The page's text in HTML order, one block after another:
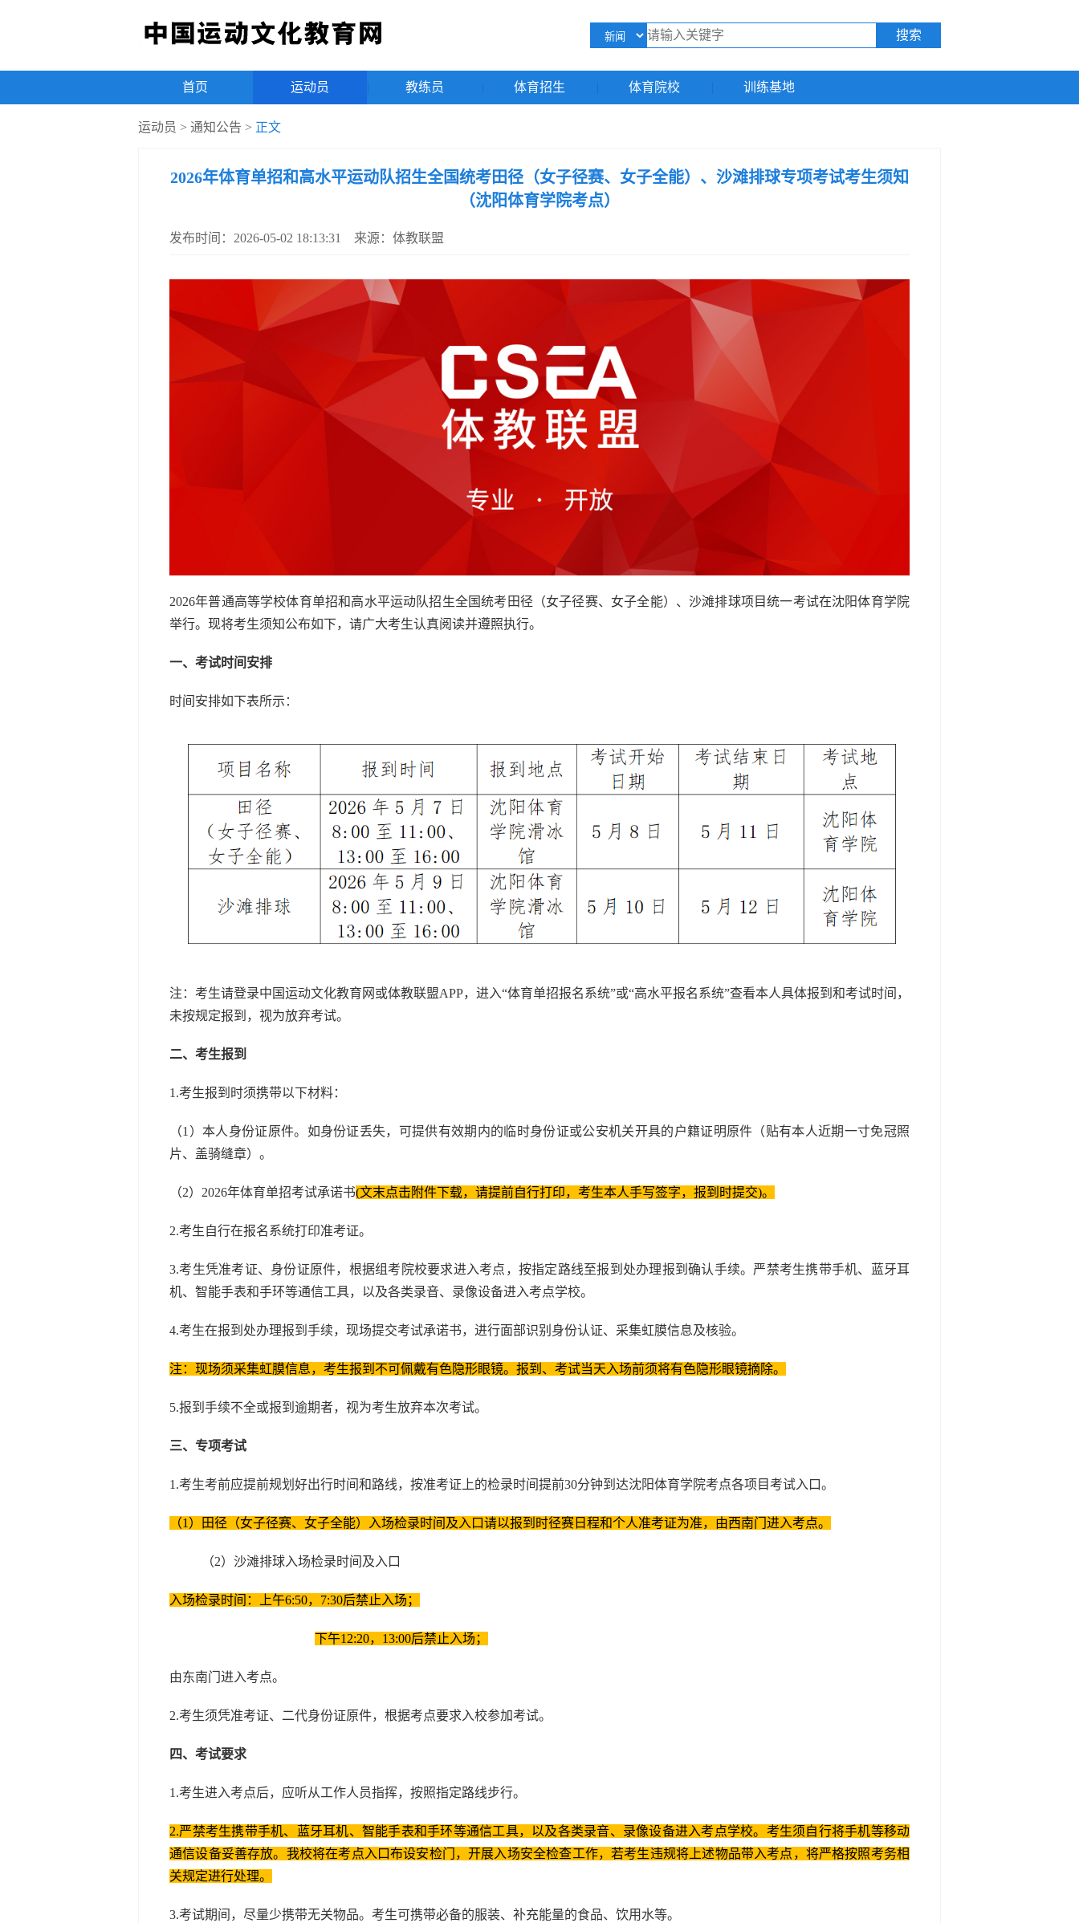
首页 运动员 教练员 体育招生 体育院校 训练基地
运动员 > 通知公告 > 正文
2026年体育单招和高水平运动队招生全国统考田径（女子径赛、女子全能）、沙滩排球专项考试考生须知
（沈阳体育学院考点）
发布时间：2026-05-02 18:13:31 来源：体教联盟
2026年普通高等学校体育单招和高水平运动队招生全国统考田径（女子径赛、女子全能）、沙滩排球项目统一考试在沈阳体育学院
举行。现将考生须知公布如下，请广大考生认真阅读并遵照执行。
一、考试时间安排
时间安排如下表所示：
注：考生请登录中国运动文化教育网或体教联盟APP，进入“体育单招报名系统”或“高水平报名系统”查看本人具体报到和考试时间，
未按规定报到，视为放弃考试。
二、考生报到
1.考生报到时须携带以下材料：
（1）本人身份证原件。如身份证丢失，可提供有效期内的临时身份证或公安机关开具的户籍证明原件（贴有本人近期一寸免冠照
片、盖骑缝章）。
（2）2026年体育单招考试承诺书(文末点击附件下载，请提前自行打印，考生本人手写签字，报到时提交)。
2.考生自行在报名系统打印准考证。
3.考生凭准考证、身份证原件，根据组考院校要求进入考点，按指定路线至报到处办理报到确认手续。严禁考生携带手机、蓝牙耳
机、智能手表和手环等通信工具，以及各类录音、录像设备进入考点学校。
4.考生在报到处办理报到手续，现场提交考试承诺书，进行面部识别身份认证、采集虹膜信息及核验。
注：现场须采集虹膜信息，考生报到不可佩戴有色隐形眼镜。报到、考试当天入场前须将有色隐形眼镜摘除。
5.报到手续不全或报到逾期者，视为考生放弃本次考试。
三、专项考试
1.考生考前应提前规划好出行时间和路线，按准考证上的检录时间提前30分钟到达沈阳体育学院考点各项目考试入口。
（1）田径（女子径赛、女子全能）入场检录时间及入口请以报到时径赛日程和个人准考证为准，由西南门进入考点。
（2）沙滩排球入场检录时间及入口
入场检录时间：上午6:50，7:30后禁止入场；
下午12:20，13:00后禁止入场；
由东南门进入考点。
2.考生须凭准考证、二代身份证原件，根据考点要求入校参加考试。
四、考试要求
1.考生进入考点后，应听从工作人员指挥，按照指定路线步行。
2.严禁考生携带手机、蓝牙耳机、智能手表和手环等通信工具，以及各类录音、录像设备进入考点学校。考生须自行将手机等移动
通信设备妥善存放。我校将在考点入口布设安检门，开展入场安全检查工作，若考生违规将上述物品带入考点，将严格按照考务相
关规定进行处理。
3.考试期间，尽量少携带无关物品。考生可携带必备的服装、补充能量的食品、饮用水等。